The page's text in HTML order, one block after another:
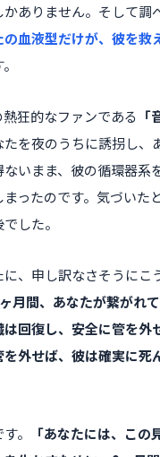
ありません。そして調
血液型だけが、彼を救
狂的なファンである
たを夜のうちに誘拐し、
いまま、彼の循環器系
まったのです。気づいた
した。
、申し訳なさそうにこ
ヶ月間、あなたが繋がれ
は回復し、安全に管を外
を外せば、彼は確実に死
。
「あなたには、この